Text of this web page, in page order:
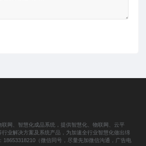
联网、智慧化成品系统，提供智慧化、物联网、云平
业解决方案及系统产品，为加速全行业智慧化做出绵
18653318210（微信同号，尽量先加微信沟通，广告电